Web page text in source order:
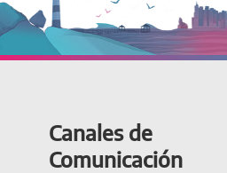
Canales de
Comunicación